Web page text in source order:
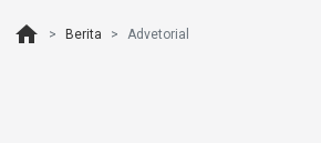
home Berita Advetorial